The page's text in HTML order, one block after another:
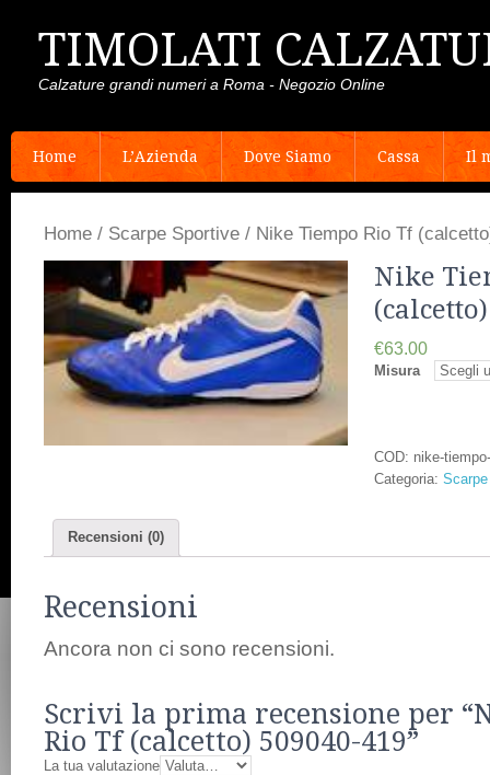
TIMOLATI
Calzature grandi numeri a Roma - Negozio Online
Home L’Azienda Dove Siamo Cassa Il
Home / Scarpe Sportive / Nike Tiempo Rio Tf
Nike
€63.00
Misura
COD: nike-
Categoria:
Recensioni (0)
Recensioni
Ancora non ci sono recensioni.
Scrivi la prima recensione per
Rio Tf (calcetto) 509040-419”
La tua valutazione